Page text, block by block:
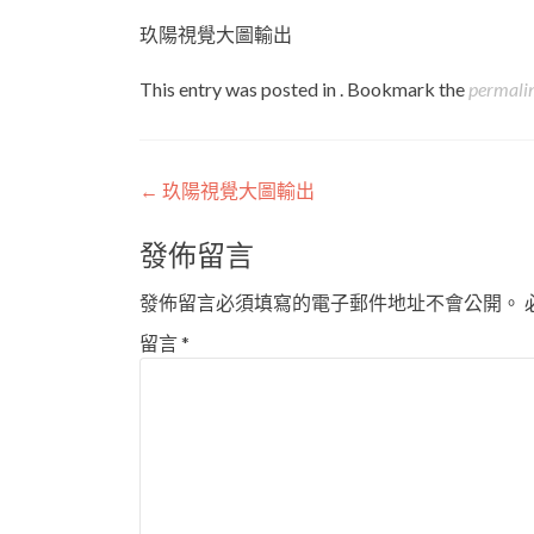
玖陽視覺大圖輸出
This entry was posted in . Bookmark the
Post
navigation
← 玖陽視覺大圖輸出
發佈留言
發佈留言必須填寫的電子郵件地址不會公開。
留言*